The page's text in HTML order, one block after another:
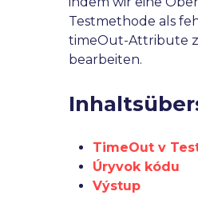
Testmethode als
timeOut-Attribute
bearbeiten.
TimeOut v
Úryvok kódu
Výstup